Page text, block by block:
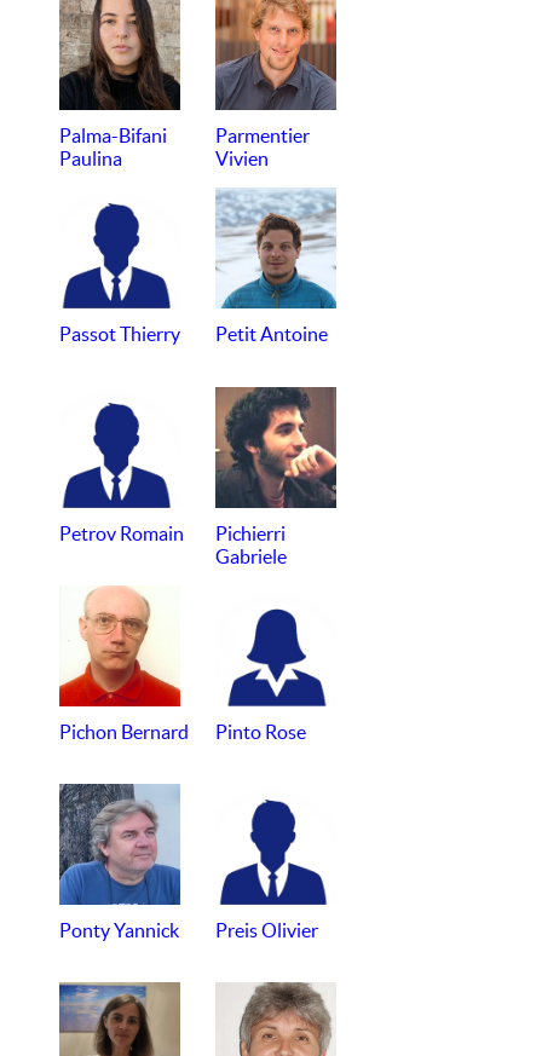
Palma-Bifani
Paulina
Parmentier
Vivien
Passot Thierry Petit Antoine
Petrov Romain
Pichierri
Gabriele
Pichon Bernard Pinto Rose
Ponty Yannick Preis Olivier